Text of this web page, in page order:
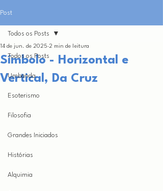
Post
Todos os Posts
Umbanda
Esoterismo
Filosofia
Grandes Iniciados
Histórias
Alquimia
Todos os Posts
Símbolo - Horizontal e
Vertical, Da Cruz
14 de jun. de 2025 2 min de leitura